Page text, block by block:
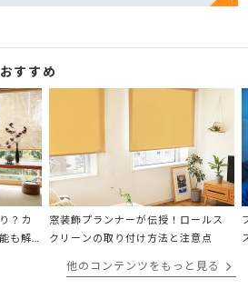
すすめ
？カ
も解
窓装飾プランナーが伝授！ロールス
クリーンの取り付け方法と注意点
他のコンテンツをもっと見る